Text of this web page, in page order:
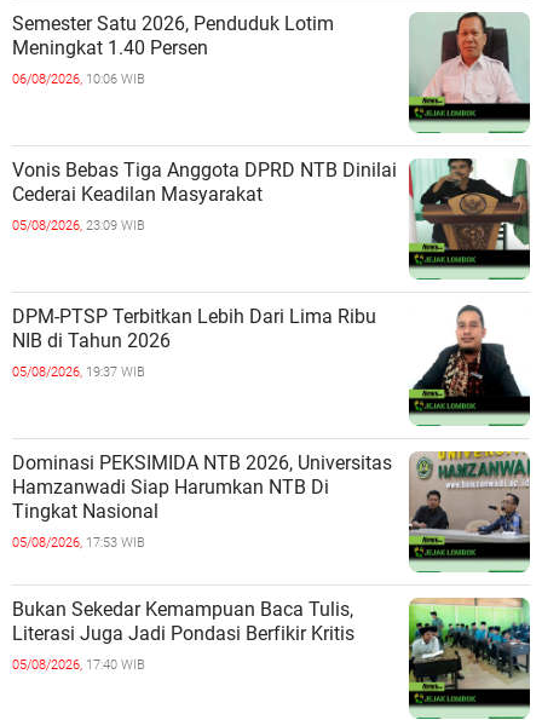
Semester Satu 2026, Penduduk Lotim
Meningkat 1.40 Persen
06/08/2026, 10:06 WIB
Vonis Bebas Tiga Anggota DPRD NTB Dinilai
Cederai Keadilan Masyarakat
05/08/2026, 23:09 WIB
DPM-PTSP Terbitkan Lebih Dari Lima Ribu
NIB di Tahun 2026
05/08/2026, 19:37 WIB
Dominasi PEKSIMIDA NTB 2026, Universitas
Hamzanwadi Siap Harumkan NTB Di
Tingkat Nasional
05/08/2026, 17:53 WIB
Bukan Sekedar Kemampuan Baca Tulis,
Literasi Juga Jadi Pondasi Berfikir Kritis
05/08/2026, 17:40 WIB